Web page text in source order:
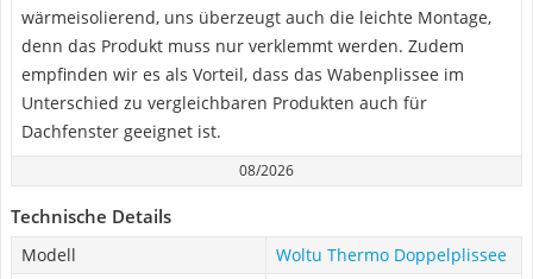
wärmeisolierend, uns überzeugt auch die leichte Montage,
denn das Produkt muss nur verklemmt werden. Zudem
empfinden wir es als Vorteil, dass das Wabenplissee im
Unterschied zu vergleichbaren Produkten auch für
Dachfenster geeignet ist.
08/2026
Technische Details
Modell
Woltu Thermo Doppelplissee